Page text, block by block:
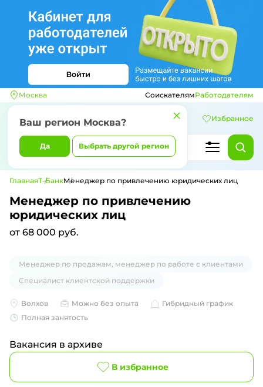
Москва
Ваш регион Москва?
Да Выбрать другой регион
СоискателямРаботодателям
Избранное
ГлавнаяТ-БанкМенеджер по привлечению юридических лиц
Менеджер по привлечению
юридических лиц
от 68 000 руб.
Менеджер по продажам, менеджер по работе с клиентами
Специалист клиентской поддержки
Волхов Можно без опыта
Гибридный график
Полная занятость
Вакансия в архиве
В избранное